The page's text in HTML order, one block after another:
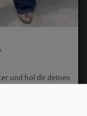
und hol dir deinen
Sommerabend,